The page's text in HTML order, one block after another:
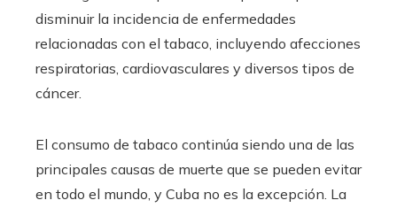
disminuir la incidencia de enfermedades
relacionadas con el tabaco, incluyendo afecciones
respiratorias, cardiovasculares y diversos tipos de
cáncer.
El consumo de tabaco continúa siendo una de las
principales causas de muerte que se pueden evitar
en todo el mundo, y Cuba no es la excepción. La